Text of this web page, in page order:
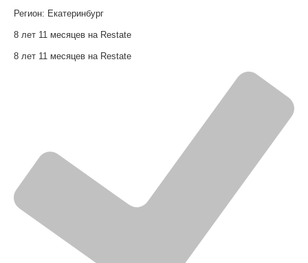
Регион: Екатеринбург
8 лет 11 месяцев на Restate
8 лет 11 месяцев на Restate